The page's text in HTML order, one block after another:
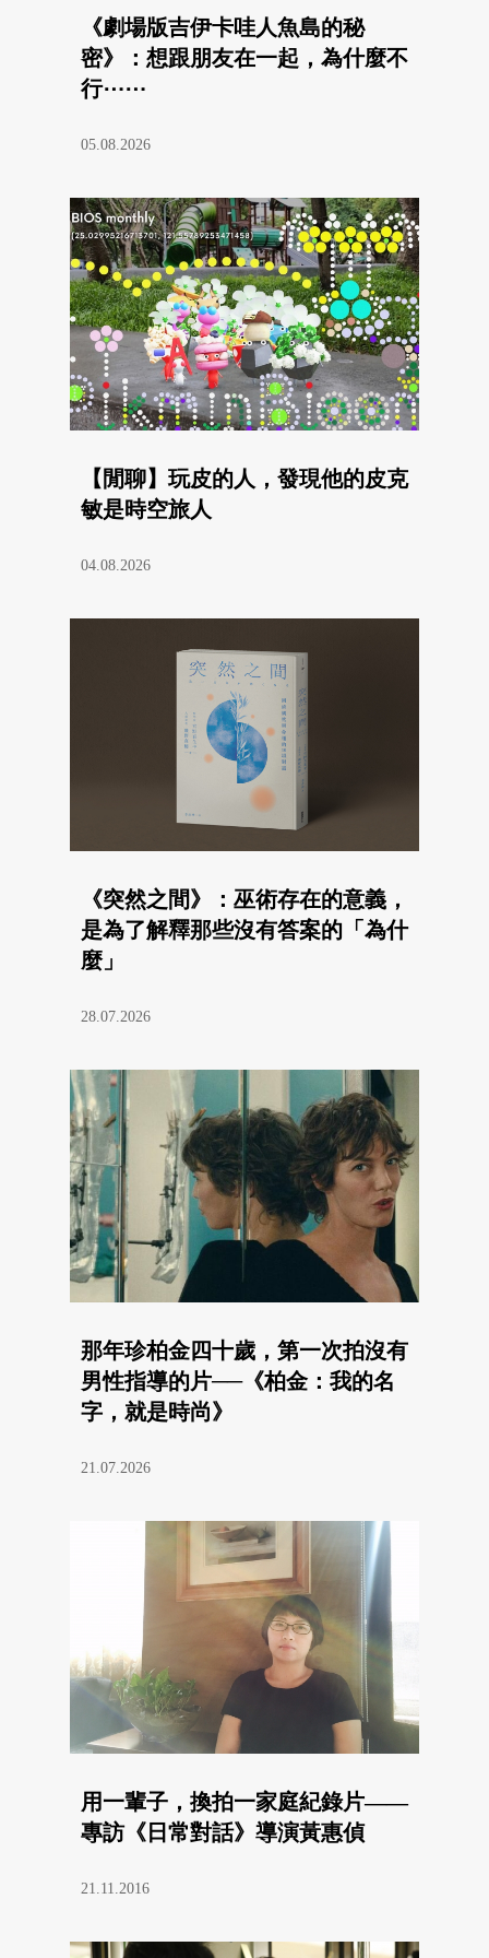
《劇場版吉伊卡哇人魚島的秘
密》：想跟朋友在一起，為什麼不
行⋯⋯
05.08.2026
【閒聊】玩皮的人，發現他的皮克
敏是時空旅人
04.08.2026
《突然之間》：巫術存在的意義，
是為了解釋那些沒有答案的「為什
麼」
28.07.2026
那年珍柏金四十歲，第一次拍沒有
男性指導的片──《柏金：我的名
字，就是時尚》
21.07.2026
用一輩子，換拍一家庭紀錄片——
專訪《日常對話》導演黃惠偵
21.11.2016